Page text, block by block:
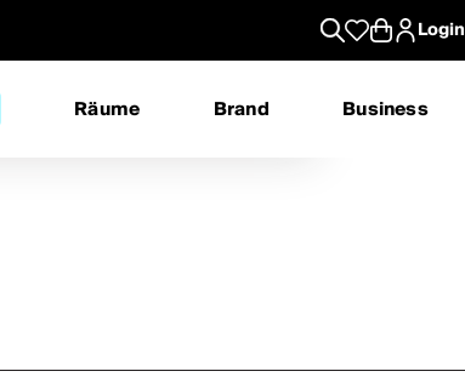
Login
Räume Brand Business